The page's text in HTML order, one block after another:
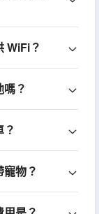
WiFi？
？
物？